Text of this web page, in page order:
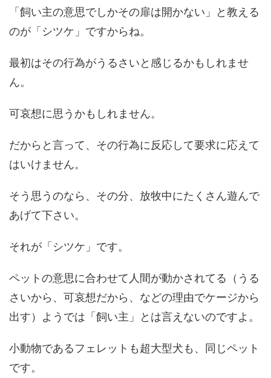
「飼い主の意思でしかその扉は開かない」と教える
のが「シツケ」ですからね。
最初はその行為がうるさいと感じるかもしれませ
ん。
可哀想に思うかもしれません。
だからと言って、その行為に反応して要求に応えて
はいけません。
そう思うのなら、その分、放牧中にたくさん遊んで
あげて下さい。
それが「シツケ」です。
ペットの意思に合わせて人間が動かされてる（うる
さいから、可哀想だから、などの理由でケージから
出す）ようでは「飼い主」とは言えないのですよ。
小動物であるフェレットも超大型犬も、同じペット
です。